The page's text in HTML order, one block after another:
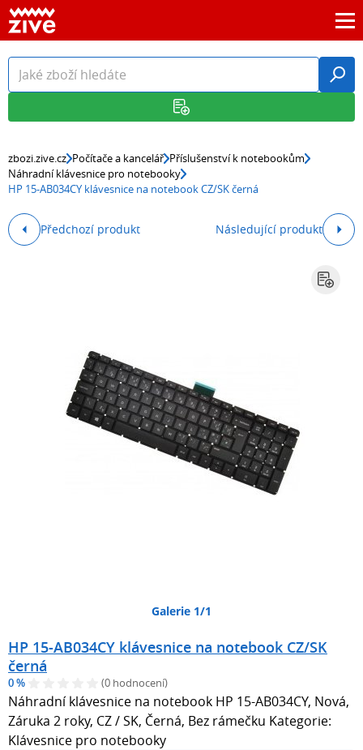
zbozi.zive.cz Počítače a kancelář Příslušenství k notebookům
Náhradní klávesnice pro notebooky
HP 15-AB034CY klávesnice na notebook CZ/SK černá
Předchozí produkt Následující produkt
Galerie 1/1
HP 15-AB034CY klávesnice na notebook CZ/SK
černá
0 % (0 hodnocení)
Náhradní klávesnice na notebook HP 15-AB034CY, Nová,
Záruka 2 roky, CZ / SK, Černá, Bez rámečku Kategorie:
Klávesnice pro notebooky